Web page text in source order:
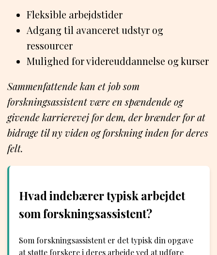
Fleksible arbejdstider
Adgang til avanceret udstyr og
ressourcer
Mulighed for videreuddannelse og kurser
Sammenfattende kan et job som
forskningsassistent være en spændende og
givende karrierevej for dem, der brænder for at
bidrage til ny viden og forskning inden for deres
felt.
Hvad indebærer typisk arbejdet
som forskningsassistent?
Som forskningsassistent er det typisk din opgave
at støtte forskere i deres arbejde ved at udføre